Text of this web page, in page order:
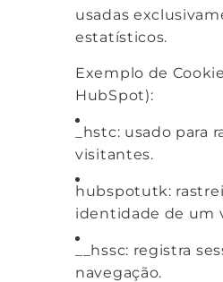
usadas
estatísticos.
Exemplo de
HubSpot):
_hstc: usado para
visitantes.
hubspotutk:
identidade de um
__hssc: registra
navegação.